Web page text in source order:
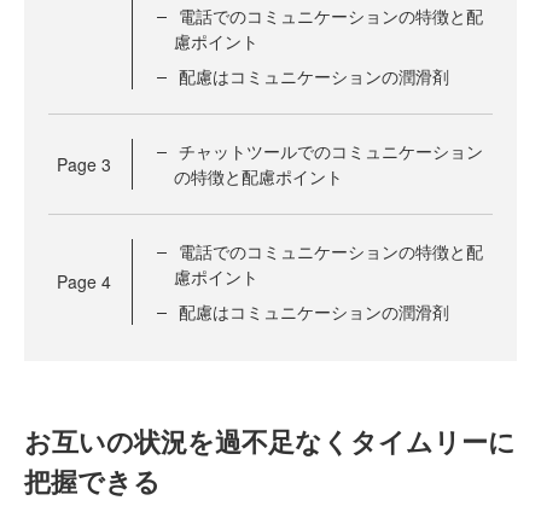
電話でのコミュニケーションの特徴と配
慮ポイント
配慮はコミュニケーションの潤滑剤
Page 3
チャットツールでのコミュニケーション
の特徴と配慮ポイント
Page 4
電話でのコミュニケーションの特徴と配
慮ポイント
配慮はコミュニケーションの潤滑剤
お互いの状況を過不足なくタイムリーに
把握できる